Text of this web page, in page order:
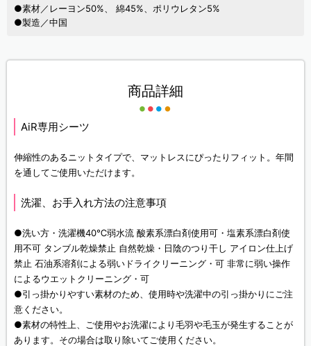
●素材／レーヨン50%、 綿45%、ポリウレタン5%
●製造／中国
商品詳細
AiR専用シーツ
伸縮性のあるニットタイプで、マットレスにぴったりフィット。年間
を通してご使用いただけます。
洗濯、お手入れ方法の注意事項
●洗い方・洗濯機40℃弱水流 酸素系漂白剤使用可・塩素系漂白剤使
用不可 タンブル乾燥禁止 自然乾燥・日陰のつり干し アイロン仕上げ
禁止 石油系溶剤による弱いドライクリーニング・可 非常に弱い操作
によるウエットクリーニング・可
●引っ掛かりやすい素材のため、使用時や洗濯中の引っ掛かりにご注
意ください。
●素材の特性上、ご使用やお洗濯により毛羽や毛玉が発生することが
あります。その場合は取り除いてご使用ください。